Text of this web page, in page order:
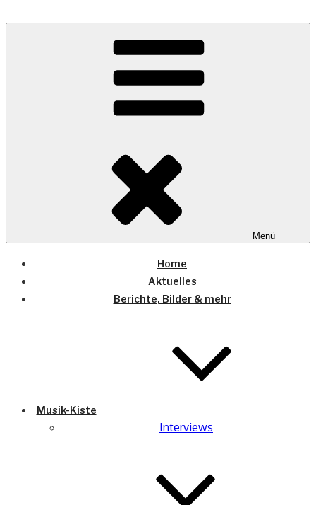
COUNTRYHOME
Wo die (Country-) Musik Zuhause ist
Menü
Home
Aktuelles
Berichte, Bilder & mehr
Musik-Kiste
Interviews